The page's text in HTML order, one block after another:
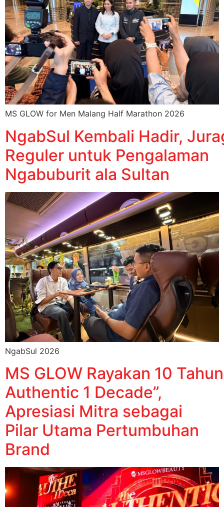
MS GLOW for Men Malang Half Marathon 2026
NgabSul Kembali Hadir,
Reguler untuk Pengalaman
Ngabuburit ala Sultan
NgabSul 2026
MS GLOW Rayakan 10
Authentic 1 Decade”,
Apresiasi Mitra sebagai
Pilar Utama Pertumbuhan
Brand